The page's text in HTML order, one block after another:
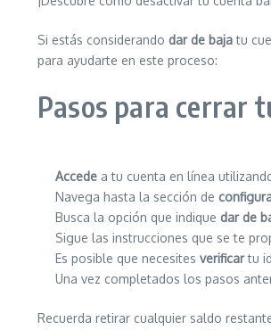
Si estás considerando dar de bajatu
para ayudarte en este proceso:
Pasos para cerrar
Accede a tu cuenta en línea
Navega hasta la sección de
Busca la opción que indique dar de
Sigue las instrucciones que se te
Es posible que necesites verificartu
Una vez completados los pasos
Recuerda retirar cualquier saldo